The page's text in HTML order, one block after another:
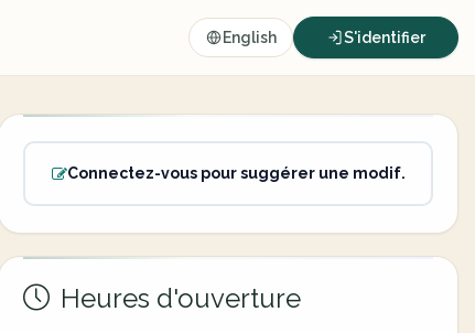
English S'identifier
Connectez-vous pour suggérer une modif.
Heures d'ouverture